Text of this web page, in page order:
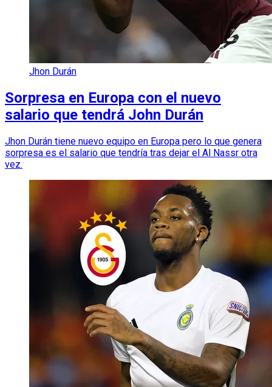
Jhon Durán
Sorpresa en Europa con el nuevo
salario que tendrá John Durán
Jhon Durán tiene nuevo equipo en Europa pero lo que genera
sorpresa es el salario que tendría tras dejar el Al Nassr otra
vez.